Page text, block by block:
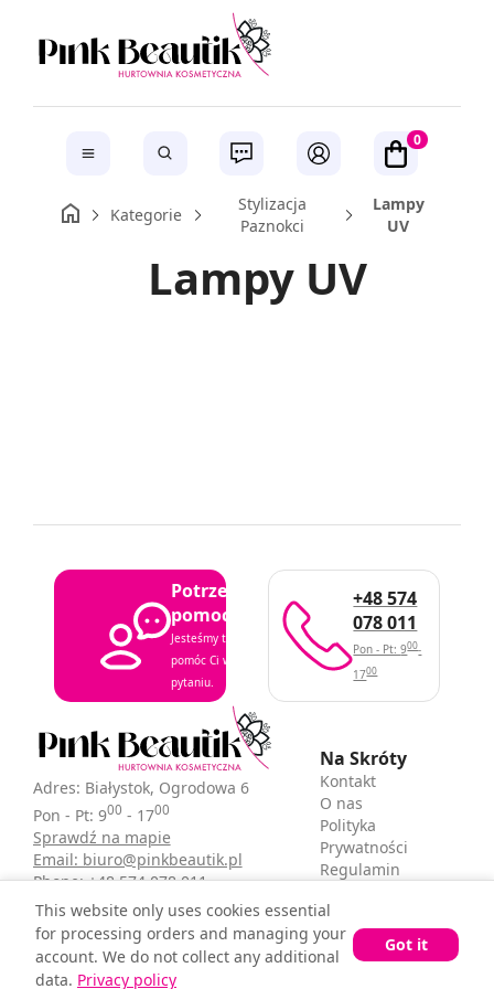
0
Kategorie
Stylizacja
Paznokci
Lampy
UV
Lampy UV
Potrzebujesz
pomocy?
Jesteśmy tutaj, aby
pomóc Ci w każdym
pytaniu.
+48 574
078 011
Pon - Pt: 900-
1700
Adres: Białystok, Ogrodowa 6
Pon - Pt: 900 - 1700
Sprawdź na mapie
Email: biuro@pinkbeautik.pl
Phone: +48 574 078 011
Na Skróty
Kontakt
O nas
Polityka
Prywatności
Regulamin
© Pink Beautik 2025 - All Rights Reserved.
This website only uses cookies essential
for processing orders and managing your
account. We do not collect any additional
data. Privacy policy
Got it